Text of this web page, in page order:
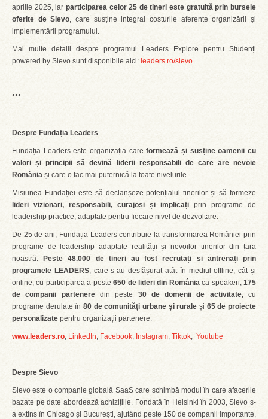
aprilie 2025, iar participarea celor 25 de tineri este gratuită prin bursele
oferite de Sievo, care susține integral costurile aferente organizării și
implementării programului.
Mai multe detalii despre programul Leaders Explore pentru Studenți
powered by Sievo sunt disponibile aici: leaders.ro/sievo.
***
Despre Fundația Leaders
Fundația Leaders este organizația careformează și susține oamenii cu
valori și principii să devină liderii responsabili de care are nevoie
România și care o fac mai puternică la toate nivelurile.
Misiunea Fundației este să declanșeze potențialul tinerilor și să formeze
lideri vizionari, responsabili, curajoși și implicați prin programe de
leadership practice, adaptate pentru fiecare nivel de dezvoltare.
De 25 de ani, Fundația Leaders contribuie la transformarea României prin
programe de leadership adaptate realității și nevoilor tinerilor din țara
noastră.
Peste 48.000 de tineri au fost recrutați și antrenați prin
programele LEADERS, care s-au desfășurat atât în mediul offline, cât și
online, cu participarea a peste650 de lideri din Româniaca speakeri,175
de companii parteneredin peste 30 de domenii de activitate,cu
programe derulate în 80 de comunități urbane și rurale și 65 de proiecte
personalizate pentru organizații partenere.
www.leaders.ro, LinkedIn, Facebook, Instagram, Tiktok, Youtube
Despre Sievo
Sievo este o companie globală SaaS care schimbă modul în care afacerile
bazate pe date abordează achizițiile. Fondată în Helsinki în 2003, Sievo s-
a extins în Chicago și București, ajutând peste 150 de companii importante,